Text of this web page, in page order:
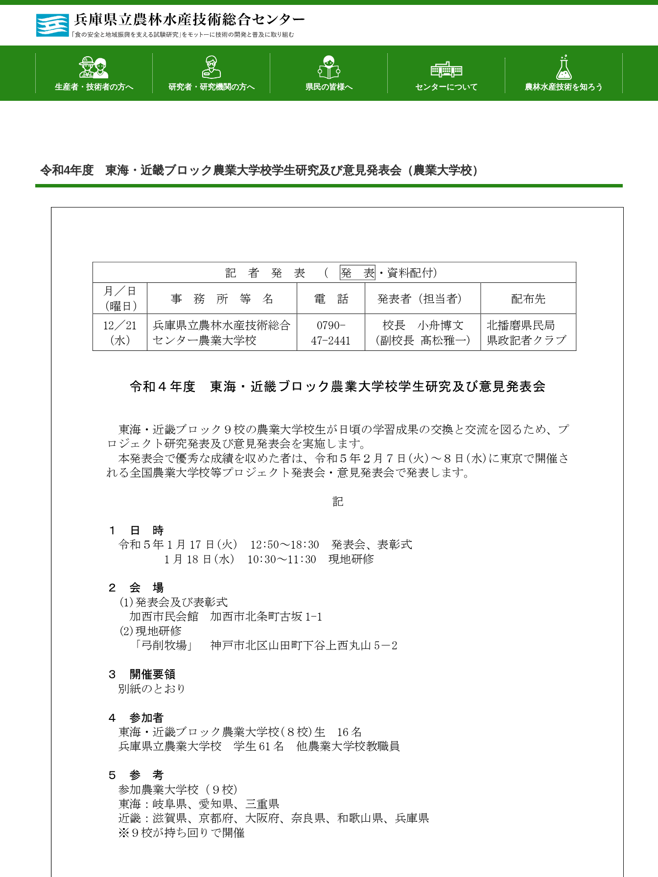
生産者・技術者の方へ
土地利用型作物
野菜
果樹・花き
加工・流通
経営･現地情報
環境病害虫
畜産
森林林業
水産
基幹種雄牛の紹介
研究者・研究機関の方へ
研究者の紹介
シーズ研究の成果
産学官連携
知的財産の保有状況（特許）
知的財産の保有状況（品種）
研究員の受入
研究活動不正行為への対応
公的研究資金への対応
県民の皆様へ
作物や園芸に関する新技術
畜産に関する新技術
森林林業に関する新技術
病害虫に関する新技術
食品加工に関する新技術
水産に関する新技術
作物や園芸に関する豆知識
病害虫に関する豆知識
畜産に関する豆知識
水産に関する豆知識
バイテク・農業環境・機械関係
食品加工に関する豆知識
森林林業に関する豆知識
センターについて
所長あいさつ
組織（各部署へのリンク）
アクセス
沿革
所内の施設配置図
農林水産技術を知ろう
センターの話題
私の試験研究
試験研究課題
第6期中期業務計画
オンライン研究報告
刊行物
知的財産に関する相談窓口
令和4年度 東海・近畿ブロック農業大学校学生研究及び意見発表会（農業大学校）